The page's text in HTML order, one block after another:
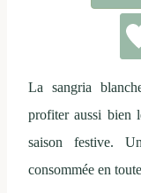
La sangria
profiter aussi bien
saison festive.
consommée en